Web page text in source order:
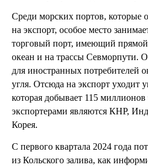
Среди морских портов, которые
на экспорт, особое место
торговый порт, имеющий
океан и на трассы Севморпути.
для иностранных потребителей
угля. Отсюда на экспорт
которая добывает 115
экспортерами являются КНР,
Корея.
С первого квартала 2024 года
из Кольского залива, как